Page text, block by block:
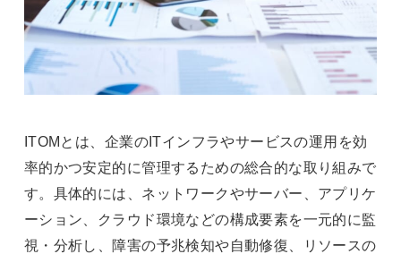
ITOMとは、企業のITインフラやサービスの運用を効
率的かつ安定的に管理するための総合的な取り組みで
す。具体的には、ネットワークやサーバー、アプリケ
ーション、クラウド環境などの構成要素を一元的に監
視・分析し、障害の予兆検知や自動修復、リソースの